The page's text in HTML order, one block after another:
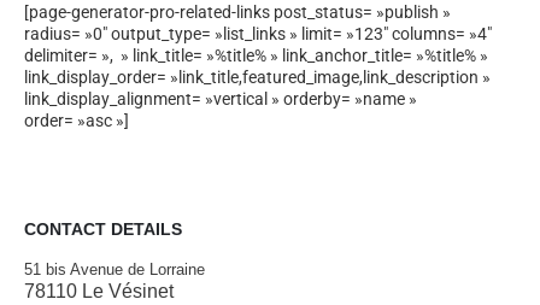
[page-generator-pro-related-links post_status= »publish »
radius= »0″ output_type= »list_links » limit= »123″ columns= »4″
delimiter= », » link_title= »%title% » link_anchor_title= »%title% »
link_display_order= »link_title,featured_image,link_description »
link_display_alignment= »vertical » orderby= »name »
order= »asc »]
CONTACT DETAILS
51 bis Avenue de Lorraine
78110 Le Vésinet